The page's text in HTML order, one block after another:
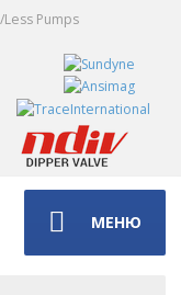
Pumps
МЕНЮ